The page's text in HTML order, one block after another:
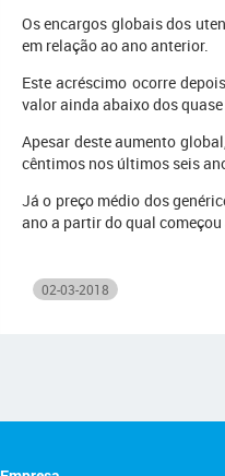
Os encargos globais dos
em relação ao ano anterior.
Este acréscimo ocorre
valor ainda abaixo dos
Apesar deste aumento
cêntimos nos últimos seis
Já o preço médio dos
ano a partir do qual
02-03-2018